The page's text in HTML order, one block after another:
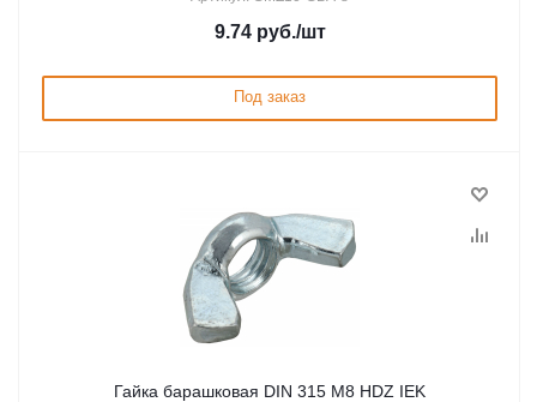
9.74руб./шт
Под заказ
Гайка барашковая DIN 315 М8 HDZ IEK